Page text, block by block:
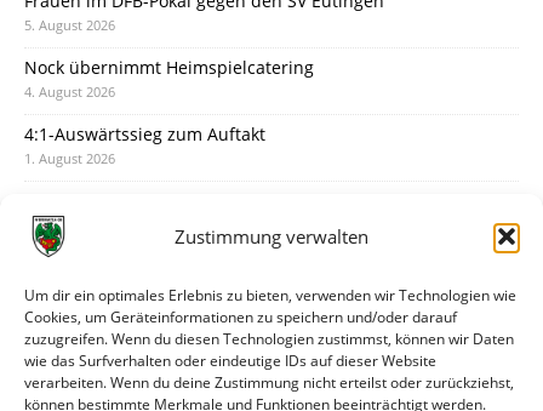
Zustimmung verwalten
Um dir ein optimales Erlebnis zu bieten, verwenden wir Technologien wie
Cookies, um Geräteinformationen zu speichern und/oder darauf
zuzugreifen. Wenn du diesen Technologien zustimmst, können wir Daten
wie das Surfverhalten oder eindeutige IDs auf dieser Website
verarbeiten. Wenn du deine Zustimmung nicht erteilst oder zurückziehst,
können bestimmte Merkmale und Funktionen beeinträchtigt werden.
5. August 2026
Nock übernimmt Heimspielcatering
4. August 2026
4:1-Auswärtssieg zum Auftakt
1. August 2026
31. Juli 2026
30. Juli 2026
Deine Spielminute: 89+1
28. Juli 2026
Neuer Rückensponsor